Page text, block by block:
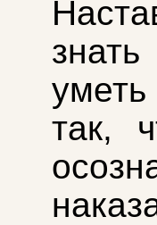
так,